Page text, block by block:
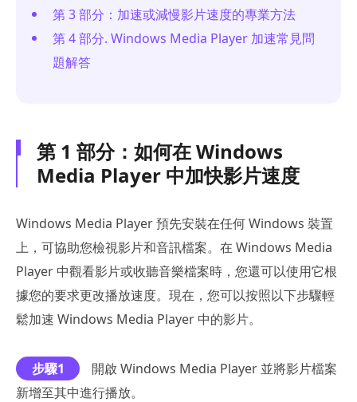
第 3 部分：加速或減慢影片速度的專業方法
第 4 部分. Windows Media Player 加速常見問
題解答
第 1 部分：如何在 Windows
Media Player 中加快影片速度
Windows Media Player 預先安裝在任何 Windows 裝置
上，可協助您檢視影片和音訊檔案。在 Windows Media
Player 中觀看影片或收聽音樂檔案時，您還可以使用它根
據您的要求更改播放速度。現在，您可以按照以下步驟輕
鬆加速 Windows Media Player 中的影片。
步驟1
開啟 Windows Media Player 並將影片檔案
新增至其中進行播放。